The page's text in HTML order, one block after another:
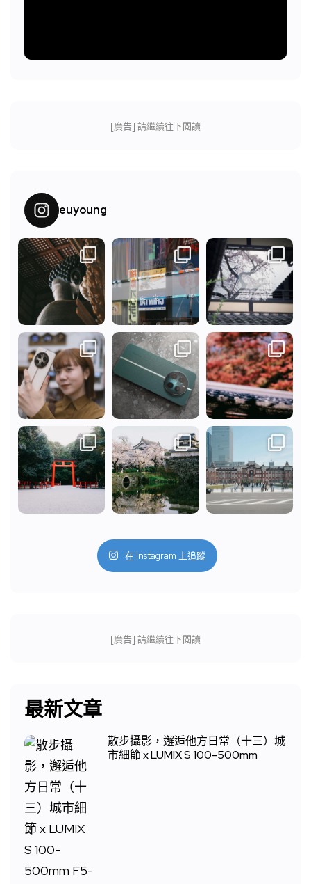
[廣告] 請繼續往下閱讀
euyoung
在 Instagram 上追蹤
[廣告] 請繼續往下閱讀
最新文章
散步攝影，邂逅他方日常（十三）城
市細節 x LUMIX S 100-500mm